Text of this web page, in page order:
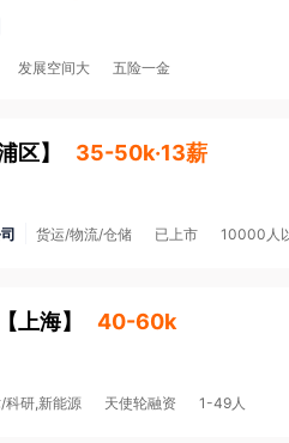
发展空间大 五险一金
区】 35-50k·13薪
货运/物流/仓储 已上市 10000人
【 上海】 40-60k
科研,新能源 天使轮融资 1-49人